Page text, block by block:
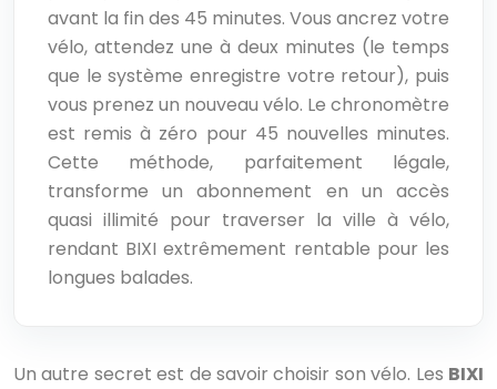
avant la fin des 45 minutes. Vous ancrez votre
vélo, attendez une à deux minutes (le temps
que le système enregistre votre retour), puis
vous prenez un nouveau vélo. Le chronomètre
est remis à zéro pour 45 nouvelles minutes.
Cette méthode, parfaitement légale,
transforme un abonnement en un accès
quasi illimité pour traverser la ville à vélo,
rendant BIXI extrêmement rentable pour les
longues balades.
Un autre secret est de savoir choisir son vélo. Les BIXI